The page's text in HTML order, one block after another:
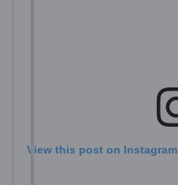
View this post on Instagram